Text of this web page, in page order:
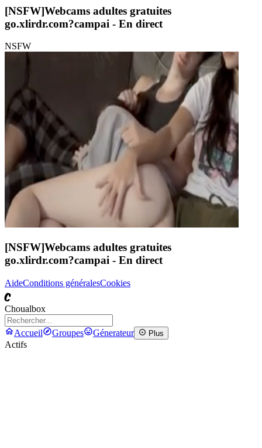
[NSFW]Webcams adultes gratuites
go.xlirdr.com?campai - En direct
NSFW
[NSFW]Webcams adultes gratuites
go.xlirdr.com?campai - En direct
AideConditions généralesCookies
C
Choualbox
Accueil Groupes Génerateur Plus
Actifs